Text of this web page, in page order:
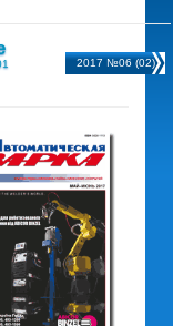
2017 №06 (02)